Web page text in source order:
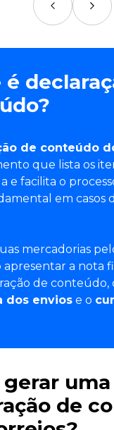
é
de conteúdo
que lista os
e facilita o
em casos
mercadorias
a nota
de conteúdo,
dos envios e o
gerar uma
de